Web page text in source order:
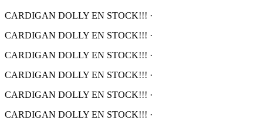
CARDIGAN DOLLY EN STOCK!!! ·
CARDIGAN DOLLY EN STOCK!!! ·
CARDIGAN DOLLY EN STOCK!!! ·
CARDIGAN DOLLY EN STOCK!!! ·
CARDIGAN DOLLY EN STOCK!!! ·
CARDIGAN DOLLY EN STOCK!!! ·